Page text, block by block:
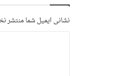
نشانی ایمیل شما منتشر